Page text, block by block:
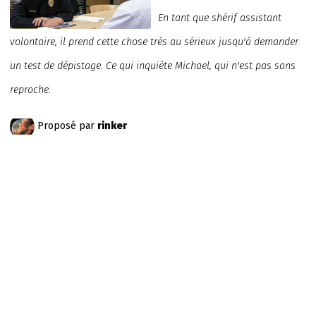
En tant que shérif assistant
volontaire, il prend cette chose très au sérieux jusqu'à demander
un test de dépistage. Ce qui inquiète Michael, qui n'est pas sans
reproche.
Proposé par rinker